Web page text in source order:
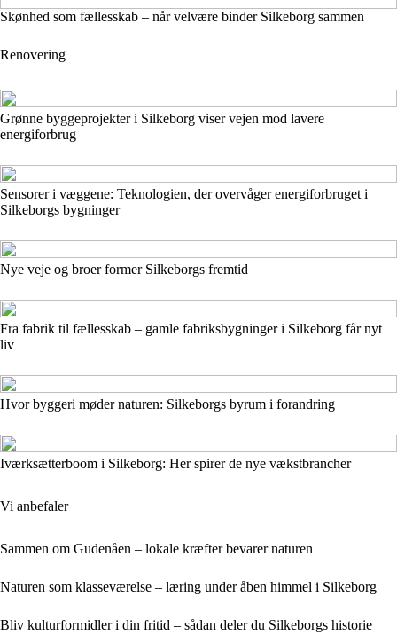
Skønhed som fællesskab – når velvære binder Silkeborg sammen
Renovering
Grønne byggeprojekter i Silkeborg viser vejen mod lavere
energiforbrug
Sensorer i væggene: Teknologien, der overvåger energiforbruget i
Silkeborgs bygninger
Nye veje og broer former Silkeborgs fremtid
Fra fabrik til fællesskab – gamle fabriksbygninger i Silkeborg får nyt
liv
Hvor byggeri møder naturen: Silkeborgs byrum i forandring
Iværksætterboom i Silkeborg: Her spirer de nye vækstbrancher
Vi anbefaler
Sammen om Gudenåen – lokale kræfter bevarer naturen
Naturen som klasseværelse – læring under åben himmel i Silkeborg
Bliv kulturformidler i din fritid – sådan deler du Silkeborgs historie